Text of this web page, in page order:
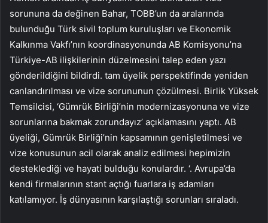
sorununa da değinen Bahar, TOBB’un da aralarında
bulunduğu Türk sivil toplum kuruluşları ve Ekonomik
Kalkınma Vakfı’nın koordinasyonunda AB Komisyonu’na
Türkiye-AB ilişkilerinin düzelmesini talep eden yazı
gönderildiğini bildirdi. tam üyelik perspektifinde yeniden
canlandırılması ve vize sorununun çözülmesi. Birlik Yüksek
Temsilcisi, ‘Gümrük Birliği’nin modernizasyonuna ve vize
sorunlarına bakmak zorundayız’ açıklamasını yaptı. AB
üyeliği, Gümrük Birliği’nin kapsamının genişletilmesi ve
vize konusunun acil olarak analiz edilmesi hepimizin
desteklediği ve hayati bulduğu konulardır. ‘. Avrupa’da
kendi firmalarının stant açtığı fuarlara iş adamları
katılamıyor. İş dünyasının karşılaştığı sorunları sıraladı.